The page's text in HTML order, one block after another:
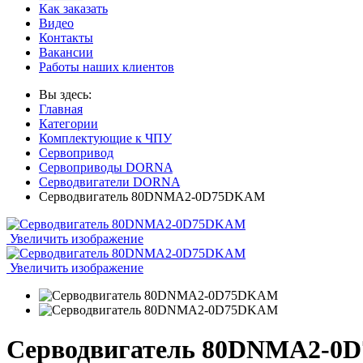
Как заказать
Видео
Контакты
Вакансии
Работы наших клиентов
Вы здесь:
Главная
Категории
Комплектующие к ЧПУ
Сервопривод
Сервоприводы DORNA
Серводвигатели DORNA
Серводвигатель 80DNMA2-0D75DKAM
Увеличить изображение
Увеличить изображение
Серводвигатель 80DNMA2-